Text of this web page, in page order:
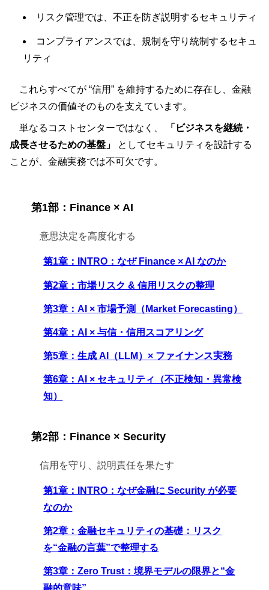
リスク管理では、不正を防ぎ説明するセキュリティ
コンプライアンスでは、規制を守り統制するセキュ
リティ
これらすべてが “信用” を維持するために存在し、金融
ビジネスの価値そのものを支えています。
単なるコストセンターではなく、
「ビジネスを継続・
成長させるための基盤」
としてセキュリティを設計する
ことが、金融実務では不可欠です。
第1部：Finance × AI
意思決定を高度化する
第1章：INTRO：なぜ Finance × AI なのか
第2章：市場リスク & 信用リスクの整理
第3章：AI × 市場予測（Market Forecasting）
第4章：AI × 与信・信用スコアリング
第5章：生成 AI（LLM）× ファイナンス実務
第6章：AI × セキュリティ（不正検知・異常検
知）
第2部：Finance × Security
信用を守り、説明責任を果たす
第1章：INTRO：なぜ金融に Security が必要
なのか
第2章：金融セキュリティの基礎：リスク
を“金融の言葉”で整理する
第3章：Zero Trust：境界モデルの限界と“金